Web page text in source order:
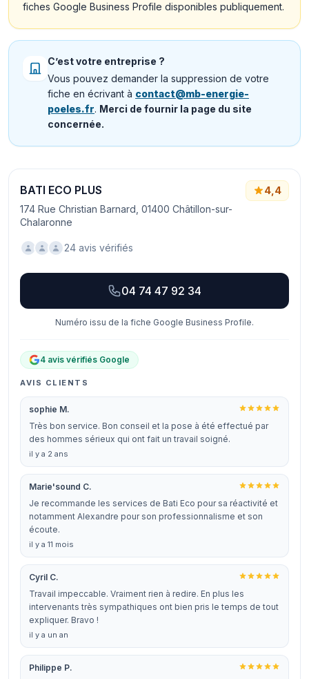
fiches Google Business Profile disponibles publiquement.
C’est votre entreprise ?
Vous pouvez demander la suppression de votre
fiche en écrivant à contact@mb-energie-
poeles.fr. Merci de fournir la page du site
concernée.
BATI ECO PLUS
174 Rue Christian Barnard, 01400 Châtillon-sur-
Chalaronne
4,4
24 avis vérifiés
04 74 47 92 34
Numéro issu de la fiche Google Business Profile.
4 avis vérifiés Google
AVIS CLIENTS
sophie M.
Très bon service. Bon conseil et la pose à été effectué par
des hommes sérieux qui ont fait un travail soigné.
il y a 2 ans
Marie'sound C.
Je recommande les services de Bati Eco pour sa réactivité et
notamment Alexandre pour son professionnalisme et son
écoute.
il y a 11 mois
Cyril C.
Travail impeccable. Vraiment rien à redire. En plus les
intervenants très sympathiques ont bien pris le temps de tout
expliquer. Bravo !
il y a un an
Philippe P.